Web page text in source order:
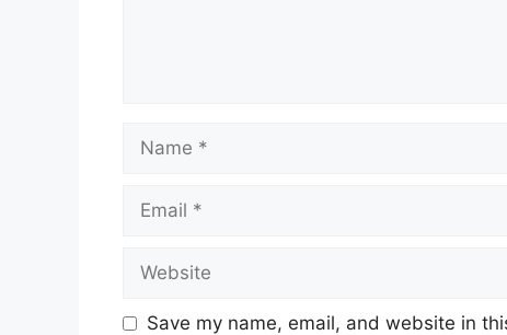
Save my name, email, and website in